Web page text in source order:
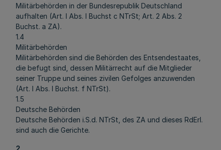
Militärbehörden in der Bundesrepublik Deutschland
aufhalten (Art. I Abs. l Buchst c NTrSt; Art. 2 Abs. 2
Buchst. a ZA).
1.4
Militärbehörden
Militärbehörden sind die Behörden des Entsendestaates,
die befugt sind, dessen Militärrecht auf die Mitglieder
seiner Truppe und seines zivilen Gefolges anzuwenden
(Art. I Abs. l Buchst. f NTrSt).
1.5
Deutsche Behörden
Deutsche Behörden i.S.d. NTrSt, des ZA und dieses RdErl.
sind auch die Gerichte.
2